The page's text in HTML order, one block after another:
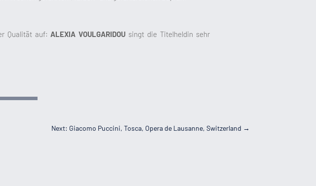
Qualität auf:ALEXIA VOULGARIDOU singt die Titelheldin sehr
Next: Giacomo Puccini, Tosca, Opera de Lausanne, Switzerland →